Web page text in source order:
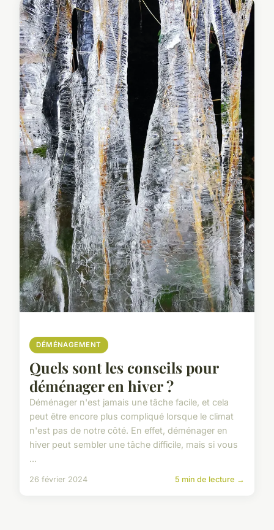
DÉMÉNAGEMENT
Quels sont les conseils pour
déménager en hiver ?
Déménager n'est jamais une tâche facile, et cela
peut être encore plus compliqué lorsque le climat
n'est pas de notre côté. En effet, déménager en
hiver peut sembler une tâche difficile, mais si vous
...
26 février 2024 5 min de lecture →